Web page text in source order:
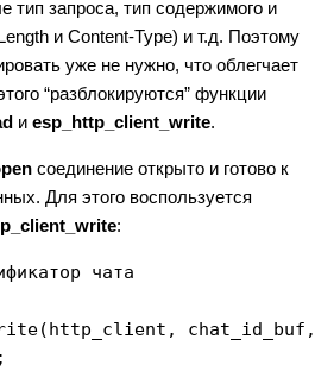
тип запроса, тип содержимого и
и Content-Type) и т.д. Поэтому
уже не нужно, что облегчает
“разблокируются” функции
и esp_http_client_write.
соединение открыто и готово к
Для этого воспользуется
:
чата